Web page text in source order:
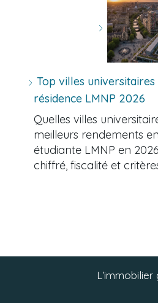
Top villes
résidence LMNP 2026
Quelles villes
meilleurs rendements
étudiante LMNP en
chiffré, fiscalité et
L’immobilier